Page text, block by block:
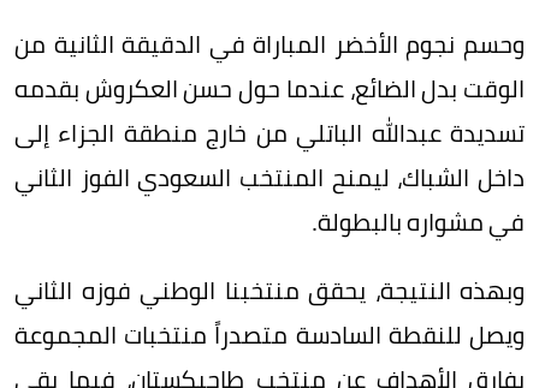
وحسم نجوم اﻷخضر المباراة في الدقيقة الثانية من
الوقت بدل الضائع، عندما حول حسن العكروش بقدمه
تسديدة عبدالله الباتلي من خارج منطقة الجزاء إلى
داخل الشباك، ليمنح المنتخب السعودي الفوز الثاني
في مشواره بالبطولة.
وبهذه النتيجة، يحقق منتخبنا الوطني فوزه الثاني
ويصل للنقطة السادسة متصدراً منتخبات المجموعة